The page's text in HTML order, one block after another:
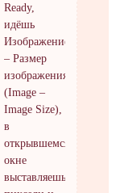
Ready,
идёшь
Изображение
– Размер
изображения
(Image –
Image Size),
в
открывшемся
окне
выставляешь